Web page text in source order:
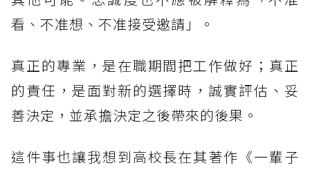
看、不准想、不准接受邀請」。
真正的專業，是在職期間把工作做好；真正
的責任，是面對新的選擇時，誠實評估、妥
善決定，並承擔決定之後帶來的後果。
這件事也讓我想到高校長在其著作《一輩子